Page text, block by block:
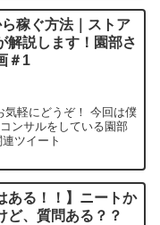
稼ぐ方法｜ストア
解説します！園部さ
＃1
気軽にどうぞ！ 今回は僕
ンサルをしている園部
ツイート
ある！！】ニートか
ど、質問ある？？